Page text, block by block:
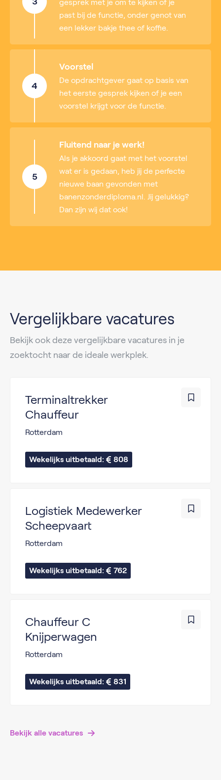
gesprek met je om te kijken of je
past bij de functie, onder genot van
een lekker bakje thee of koffie.
4
Voorstel
De opdrachtgever gaat op basis van
het eerste gesprek kijken of je een
voorstel krijgt voor de functie.
5
Fluitend naar je werk!
Als je akkoord gaat met het voorstel
wat er is gedaan, heb jij de perfecte
nieuwe baan gevonden met
banenzonderdiploma.nl. Jij gelukkig?
Dan zijn wij dat ook!
Vergelijkbare vacatures
Bekijk ook deze vergelijkbare vacatures in je
zoektocht naar de ideale werkplek.
Terminaltrekker
Chauffeur
Rotterdam
Wekelijks uitbetaald: 808
Logistiek Medewerker
Scheepvaart
Rotterdam
Wekelijks uitbetaald: 762
Chauffeur C
Knijperwagen
Rotterdam
Wekelijks uitbetaald: 831
Bekijk alle vacatures